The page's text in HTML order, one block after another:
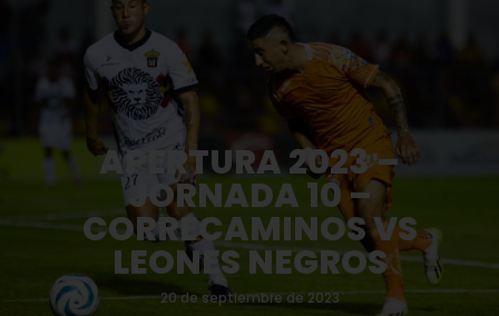
APERTURA 2023 –
JORNADA 10 –
CORRECAMINOS VS
LEONES NEGROS
20 de septiembre de 2023